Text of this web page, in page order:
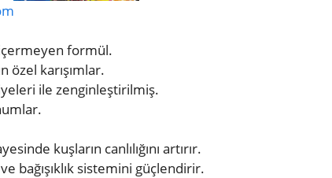
formül.
özel karışımlar.
ile zenginleştirilmiş.
kuşların canlılığını artırır.
bağışıklık sistemini güçlendirir.